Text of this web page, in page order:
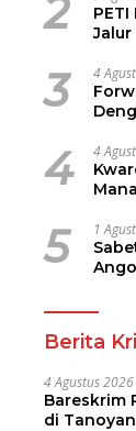
2
3 4
4 4
5 1
Berita
4 Agustus 2026
Bareskrim
di